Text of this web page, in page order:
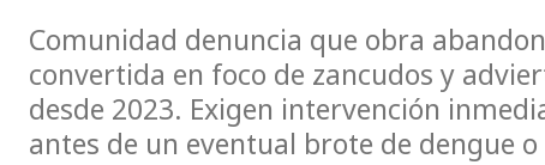
Comunidad denuncia que obra
convertida en foco de zancudos y
desde 2023. Exigen intervención
antes de un eventual brote de dengue o